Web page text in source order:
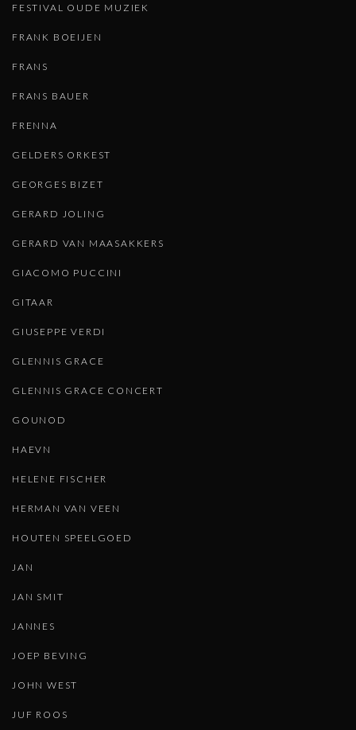
FESTIVAL OUDE MUZIEK
FRANK BOEIJEN
FRANS
FRANS BAUER
FRENNA
GELDERS ORKEST
GEORGES BIZET
GERARD JOLING
GERARD VAN MAASAKKERS
GIACOMO PUCCINI
GITAAR
GIUSEPPE VERDI
GLENNIS GRACE
GLENNIS GRACE CONCERT
GOUNOD
HAEVN
HELENE FISCHER
HERMAN VAN VEEN
HOUTEN SPEELGOED
JAN
JAN SMIT
JANNES
JOEP BEVING
JOHN WEST
JUF ROOS